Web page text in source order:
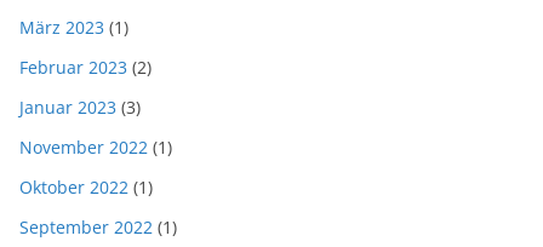
März 2023 (1)
Februar 2023 (2)
Januar 2023 (3)
November 2022 (1)
Oktober 2022 (1)
September 2022 (1)